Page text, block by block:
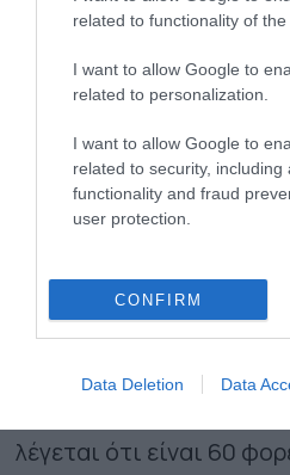
related to functionality of the
I want to allow Google to
related to personalization.
I want to allow Google to
related to security, including
functionality and fraud
user protection.
CONFIRM
Data Deletion Data
ποσότητα καφέ). Αυτό
στη μείωση του άγχους
χωρίς νωθρότητα. Η L-
επίσης υγιής για τον
προάγοντας αυξημένα
συγκέντρωσης.
Το Matcha έχει επίσης
περιεκτικότητα σε
αριθμός πολυφαινολών
λέγεται ότι είναι 60